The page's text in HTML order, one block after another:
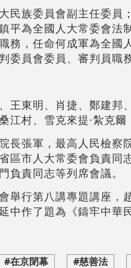
民族委員會副主任委員
平為全國人大常委會法
務，任命何成軍為全國
委員會委員、審判員職務
王東明、肖捷、鄭建邦
村、雪克來提·紮克爾
長張軍，最高人民檢察
區市人大常委會負責同
負責同志等列席會議。
舉行第八講專題講座，
中作了題為《鑄牢中華
#在京閉幕 #慈善法